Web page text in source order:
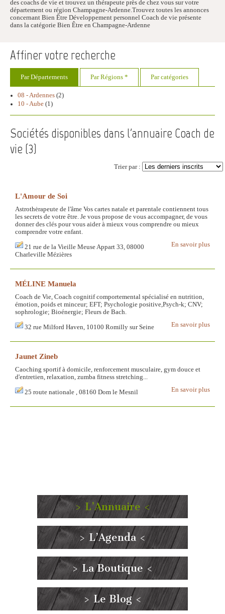
des coachs de vie et trouvez un thérapeute près de chez vous sur votre
département ou région Champagne-Ardenne.Trouvez toutes les annonces
concernant Bien Être Développement personnel Coach de vie présente
dans la catégorie Bien Être en Champagne-Ardenne
Affiner votre recherche
Par Départements Par Régions * Par catégories
08 - Ardennes (2)
10 - Aube (1)
Sociétés disponibles dans l'annuaire Coach de
vie (3)
Trier par :
L'Amour de Soi
Astrothėrapeute de l'âme Vos cartes natale et parentale contiennent tous
les secrets de votre être. Je vous propose de vous accompagner, de vous
donner des clés pour vous aider à mieux vous comprendre ou mieux
comprendre votre enfant.
En savoir plus
21 rue de la Vieille Meuse Appart 33, 08000
Charleville Mézières
MÉLINE Manuela
Coach de Vie, Coach cognitif comportemental spécialisé en nutrition,
émotion, poids et minceur; EFT; Psychologie positive,Psych-k; CNV;
sophrologie; Bioénergie; Fleurs de Bach.
En savoir plus
32 rue Milford Haven, 10100 Romilly sur Seine
Jaunet Zineb
Caoching sportif à domicile, renforcement musculaire, gym douce et
d'entretien, relaxation, zumba fitness stretching...
En savoir plus
25 route nationale , 08160 Dom le Mesnil
> L’Annuaire <
> L’Agenda <
> La Boutique <
> Le Blog <